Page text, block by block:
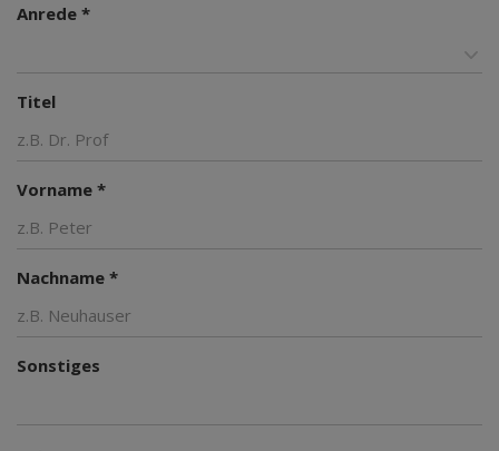
Anrede *
Titel
Vorname *
Nachname *
Sonstiges